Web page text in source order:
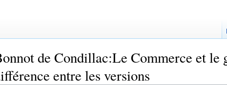
de Condillac:Le Commerce et le
entre les versions